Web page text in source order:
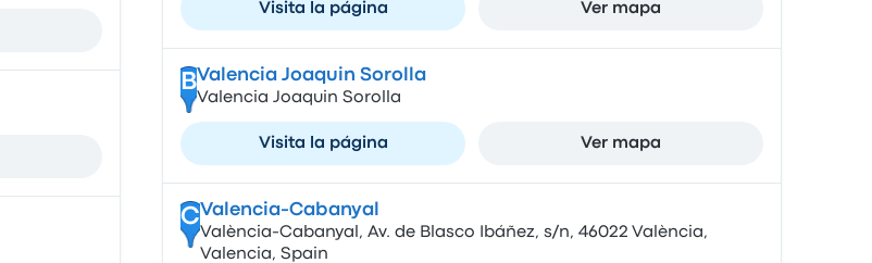
Visita la página Ver mapa
BValencia Joaquin Sorolla
Valencia Joaquin Sorolla
Visita la página Ver mapa
CValencia-Cabanyal
València-Cabanyal, Av. de Blasco Ibáñez, s/n, 46022 València,
Valencia, Spain